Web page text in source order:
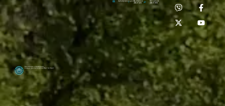
Басейнове управління
водних ресурсів річок Прут та Сірет
Лабораторія:
(0372) 53-92-00
dpbuvr@dpbuvr.gov.uaПриймальня:
(0372) 51-14-56